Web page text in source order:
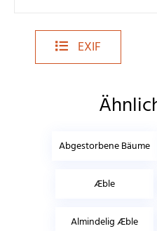
EXIF
Abgestorbene Bäume
Æble
Almindelig Æble